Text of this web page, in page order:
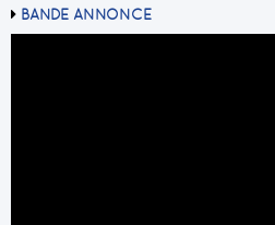
BANDE ANNONCE